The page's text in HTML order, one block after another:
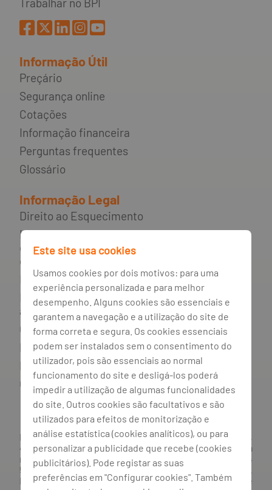
Trabalhar no BPI
Informação Útil
Preçário
Segurança online
Cotações
Informação financeira
Perguntas frequentes
Glossário
Informação Legal
Direito ao Esquecimento
Incumprimento de contratos de
crédito e rede de apoio ao
consumidor endividado
Mediador do crédito
Livro de reclamações e resolução
alternativa de litígios
Canal de irregularidades
Política de privacidade
Política de cookies
Gestão de cookies
BANCO BPI, S.A., com sede na Avenida da Boavista, 1117,
4100-129 Porto; Capital Social: € 1 293 063 324,98; matriculada
na CRC Porto sob o número de matrícula PTIRNMJ 501 214
534, como o número de identificação fiscal 501 214 534.
Intermediário financeiro registado na CMVM com o n° 300 e
Este site usa cookies
Usamos cookies por dois motivos: para uma
experiência personalizada e para melhor
desempenho. Alguns cookies são essenciais e
garantem a navegação e a utilização do site de
forma correta e segura. Os cookies essenciais
podem ser instalados sem o consentimento do
utilizador, pois são essenciais ao normal
funcionamento do site e desligá-los poderá
impedir a utilização de algumas funcionalidades
do site. Outros cookies são facultativos e são
utilizados para efeitos de monitorização e
análise estatística (cookies analíticos), ou para
personalizar a publicidade que recebe (cookies
publicitários). Pode registar as suas
preferências em "Configurar cookies". Também